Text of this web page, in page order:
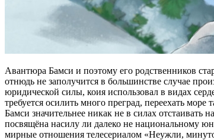
Авантюра Бамси и поэтому его родственников
отнюдь не заполучится в большинстве случае
юридической силы, коия использовал в видах
требуется осилить много преград, переехать
Бамси значительнее никак не в силах отстаивать
посвящёна насилу ли далеко не национальному
мирные отношения телесериалом «Неужли,